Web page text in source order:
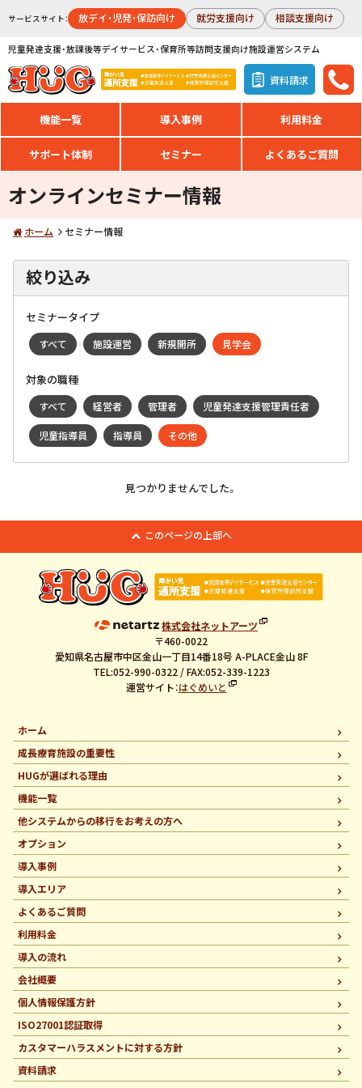
サービスサイト： 放デイ・児発・保訪向け 就労支援向け 相談支援向け
児童発達支援・放課後等デイサービス・保育所等訪問支援向け施設運営システム
資料請求
機能一覧 導入事例 利用料金
サポート体制 セミナー よくあるご質問
オンラインセミナー情報
ホーム セミナー情報
絞り込み
セミナータイプ
すべて 施設運営 新規開所 見学会
対象の職種
すべて 経営者 管理者 児童発達支援管理責任者
児童指導員 指導員 その他
見つかりませんでした。
このページの上部へ
株式会社ネットアーツ
〒460-0022
愛知県名古屋市中区金山一丁目14番18号 A-PLACE金山 8F
TEL:052-990-0322 / FAX:052-339-1223
運営サイト：はぐめいと
ホーム
成長療育施設の重要性
HUGが選ばれる理由
機能一覧
他システムからの移行をお考えの方へ
オプション
導入事例
導入エリア
よくあるご質問
利用料金
導入の流れ
会社概要
個人情報保護方針
ISO27001認証取得
カスタマーハラスメントに対する方針
資料請求